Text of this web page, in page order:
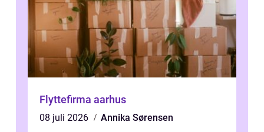
Flyttefirma aarhus
08 juli 2026
Annika Sørensen